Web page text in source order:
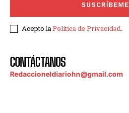
SUSCRÍBEME
Acepto laPolítica de Privacidad.
CONTÁCTANOS
Redaccioneldiariohn@gmail.com